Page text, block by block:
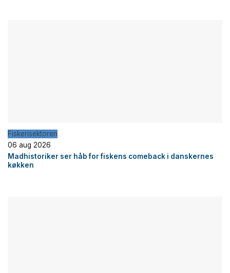
Fiskerisektoren
06 aug 2026
Madhistoriker ser håb for fiskens comeback i danskernes
køkken